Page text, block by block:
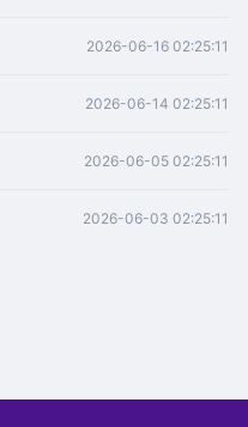
2026-06-16 02:25:11
2026-06-14 02:25:11
2026-06-05 02:25:11
2026-06-03 02:25:11